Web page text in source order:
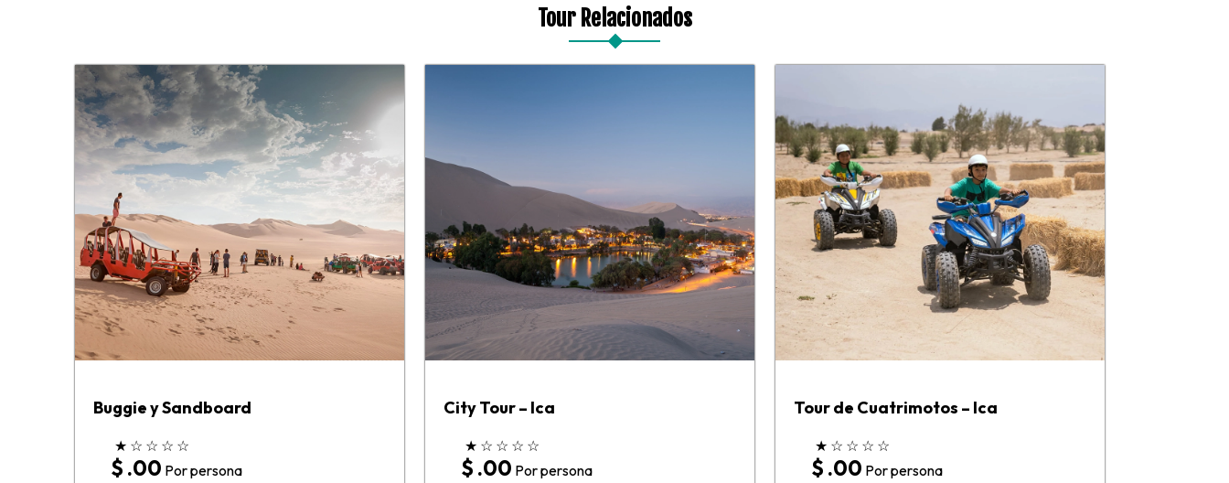
Tour Relacionados
Buggie y Sandboard
★ ☆ ☆ ☆ ☆
$ .00 Por persona
City Tour – Ica
★ ☆ ☆ ☆ ☆
$ .00 Por persona
Tour de Cuatrimotos – Ica
★ ☆ ☆ ☆ ☆
$ .00 Por persona